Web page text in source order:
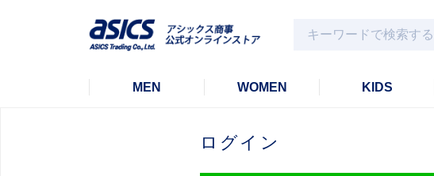
MEN WOMEN KIDS
ログイン